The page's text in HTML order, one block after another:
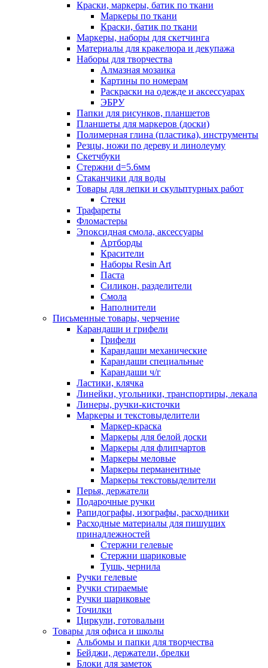
Краски, маркеры, батик по ткани
Маркеры по ткани
Краски, батик по ткани
Маркеры, наборы для скетчинга
Материалы для кракелюра и декупажа
Наборы для творчества
Алмазная мозаика
Картины по номерам
Раскраски на одежде и аксессуарах
ЭБРУ
Папки для рисунков, планшетов
Планшеты для маркеров (доски)
Полимерная глина (пластика), инструменты
Резцы, ножи по дереву и линолеуму
Скетчбуки
Стержни d=5.6мм
Стаканчики для воды
Товары для лепки и скульптурных работ
Стеки
Трафареты
Фломастеры
Эпоксидная смола, аксессуары
Артборды
Красители
Наборы Resin Art
Паста
Силикон, разделители
Смола
Наполнители
Письменные товары, черчение
Карандаши и грифели
Грифели
Карандаши механические
Карандаши специальные
Карандаши ч/г
Ластики, клячка
Линейки, угольники, транспортиры, лекала
Линеры, ручки-кисточки
Маркеры и текстовыделители
Маркер-краска
Маркеры для белой доски
Маркеры для флипчартов
Маркеры меловые
Маркеры перманентные
Маркеры текстовыделители
Перья, держатели
Подарочные ручки
Рапидографы, изографы, расходники
Расходные материалы для пишущих
принадлежностей
Стержни гелевые
Стержни шариковые
Тушь, чернила
Ручки гелевые
Ручки стираемые
Ручки шариковые
Точилки
Циркули, готовальни
Товары для офиса и школы
Альбомы и папки для творчества
Бейджи, держатели, брелки
Блоки для заметок